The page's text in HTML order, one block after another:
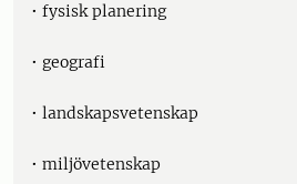
• fysisk planering
• geografi
• landskapsvetenskap
• miljövetenskap